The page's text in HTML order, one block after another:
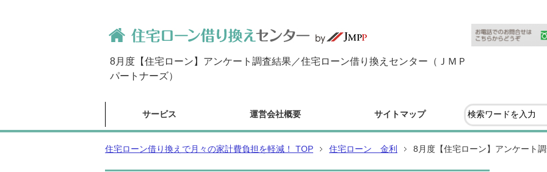
8月度【住宅ローン】アンケート調査結果／住宅ローン借り換えセンター（ＪＭＰ
パートナーズ）
サービス 運営会社概要 サイトマップ
住宅ローン借り換えで月々の家計費負担を軽減！ TOP 住宅ローン 金利 8月度【住宅ローン】アンケート